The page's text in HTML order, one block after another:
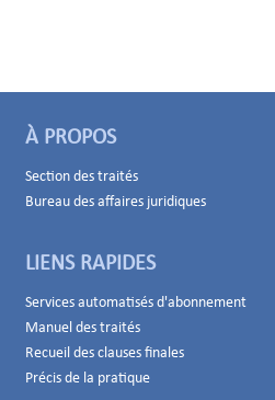
À PROPOS
Section des traités
Bureau des affaires juridiques
LIENS RAPIDES
Services automatisés d'abonnement
Manuel des traités
Recueil des clauses finales
Précis de la pratique